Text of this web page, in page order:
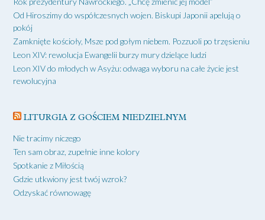
Od Hiroszimy do współczesnych wojen. Biskupi Japonii apelują o
pokój
Zamknięte kościoły, Msze pod gołym niebem. Pozzuoli po trzęsieniu
Leon XIV: rewolucja Ewangelii burzy mury dzielące ludzi
Leon XIV do młodych w Asyżu: odwaga wyboru na całe życie jest
rewolucyjna
LITURGIA Z GOŚCIEM NIEDZIELNYM
Nie tracimy niczego
Ten sam obraz, zupełnie inne kolory
Spotkanie z Miłością
Gdzie utkwiony jest twój wzrok?
Odzyskać równowagę